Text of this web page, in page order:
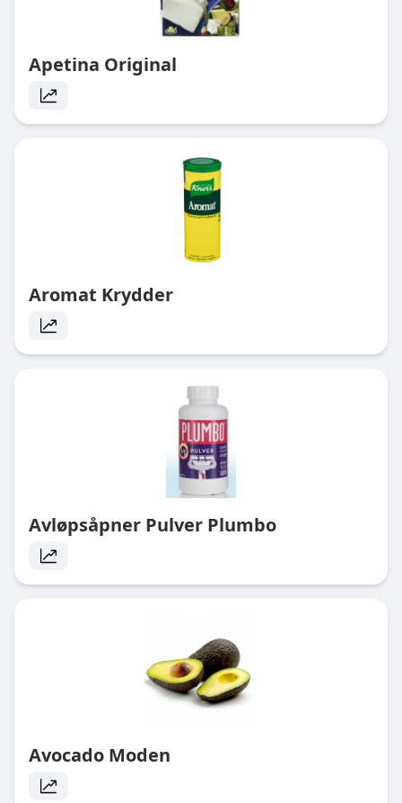
Apetina Original
Aromat Krydder
Avløpsåpner Pulver Plumbo
Avocado Moden